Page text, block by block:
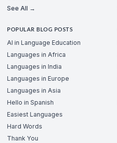
See All →
POPULAR BLOG POSTS
AI in Language Education
Languages in Africa
Languages in India
Languages in Europe
Languages in Asia
Hello in Spanish
Easiest Languages
Hard Words
Thank You